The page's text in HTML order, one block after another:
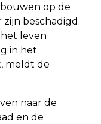
op de
beschadigd.
leven
in het
meldt de
naar de
en de